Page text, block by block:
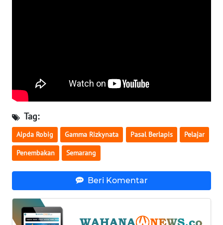
Tag:
Aipda Robig Gamma Rizkynata Pasal Berlapis Pelajar
Penembakan Semarang
Beri Komentar
WN
SULTRA
WN
NTB
SULBAR